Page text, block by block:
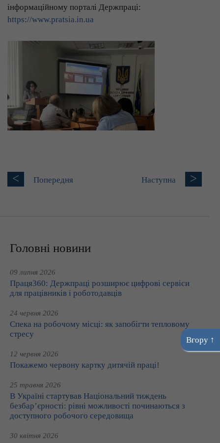
інформаційному порталі Держпраці:
https://www.pratsia.in.ua
< Попередня Наступна >
Головні новини
09 липня 2026
Праця360: Держпраці розширює цифрові сервіси
для працівників і роботодавців
24 червня 2026
Спека на робочому місці: як запобігти тепловому
стресу
12 червня 2026
Покажемо червону картку дитячій праці!
25 травня 2026
В Україні стартував Національний тиждень
безбар’єрності: рівні можливості починаються з
доступного робочого середовища
30 квітня 2026
Вгору ↑